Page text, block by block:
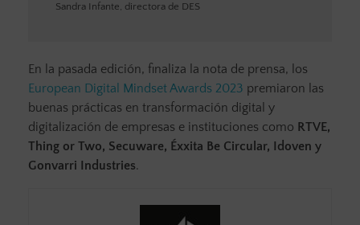
Sandra Infante, directora de DES
En la pasada edición, finaliza la nota de prensa, los
European Digital Mindset Awards 2023 premiaron las
buenas prácticas en transformación digital y
digitalización de empresas e instituciones como RTVE,
Thing or Two, Secuware, Éxxita Be Circular, Idoven y
Gonvarri Industries.